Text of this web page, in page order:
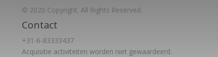
© 2020 Copyright. All Rights Reserved.
Contact
+31-6-83333437
Acquisitie activiteiten worden niet gewaardeerd.